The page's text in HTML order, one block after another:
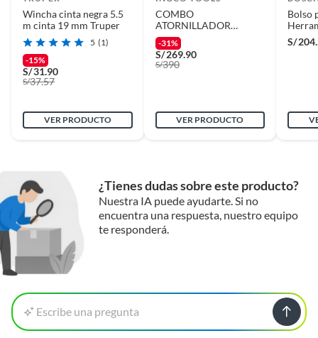
Recuerda que el producto debe estar limpio, en buen estado, sin uso y
deberá contar con todos sus accesorios, manuales de uso y con el
empaque original en perfectas condiciones (sin rayas, piquetes,
abolladuras, manchas, etc.).
Wincha cinta negra 5.5
m cinta 19 mm Truper
5 (1)
-15%
S/31.90
S/37.57
VER PRODUCTO
COMBO
ATORNILLADOR
INGCO 12V CDLI1218 +
PISTOLA PINTAR 450W
SPG3508 + PISTOLA
CALOR 2000W
-31%
S/ 269.90
S/390
VER PRODUCTO
Bolso
000
S/
¿Tienes dudas sobre este producto?
Nuestra IA puede ayudarte. Si no
encuentra una respuesta, nuestro equipo
te responderá.
Escribe una pregunta